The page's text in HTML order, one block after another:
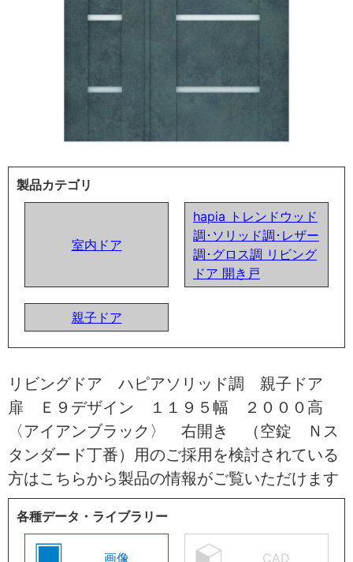
製品カテゴリ
室内ドア
hapia トレンドウッド
調･ソリッド調･レザー
調･グロス調 リビング
ドア 開き戸
親子ドア
リビングドア ハピアソリッド調 親子ドア
扉 Ｅ９デザイン １１９５幅 ２０００高
〈アイアンブラック〉 右開き （空錠 Ｎス
タンダード丁番）用のご採用を検討されている
方はこちらから製品の情報がご覧いただけます
各種データ・ライブラリー
画像 CAD